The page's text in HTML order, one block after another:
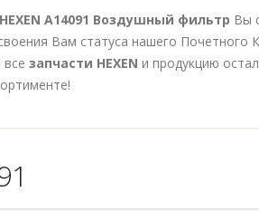
A14091 Воздушный фильтр Вы
Вам статуса нашего Почетного
запчасти HEXEN и продукцию